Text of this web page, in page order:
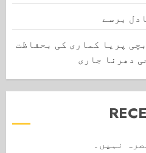
برسے
پریا کماری کی بحفاظت
دھرنا جاری
نہیں۔